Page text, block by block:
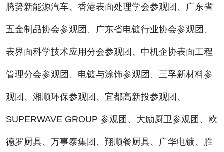
腾势新能源汽车、香港表面处理学会参观团、广东省
五金制品协会参观团、广东省电镀行业协会参观团、
表界面科学技术应用分会参观团、中机企协表面工程
管理分会参观团、电镀与涂饰参观团、三孚新材料参
观团、湘顺环保参观团、宜都高新投参观团、
SUPERWAVE GROUP 参观团、大励厨卫参观团、欧
德罗厨具、万事泰集团、翔顺餐厨具、广华电镀、胜